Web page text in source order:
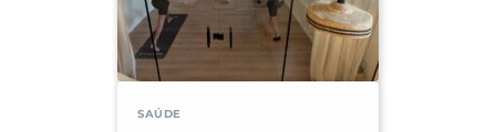
SAÚDE